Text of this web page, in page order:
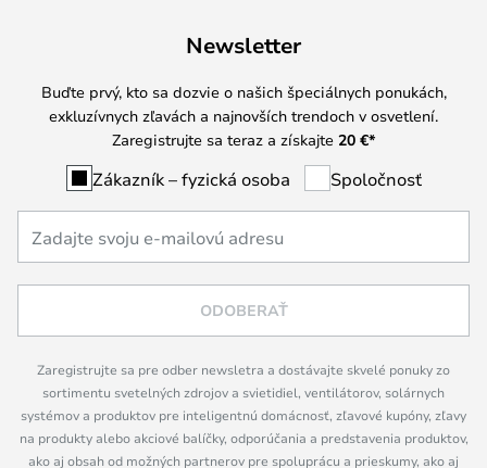
Newsletter
Buďte prvý, kto sa dozvie o našich špeciálnych ponukách,
exkluzívnych zľavách a najnovších trendoch v osvetlení.
Zaregistrujte sa teraz a získajte 20 €*
Zákazník – fyzická osoba Spoločnosť
ODOBERAŤ
Zaregistrujte sa pre odber newsletra a dostávajte skvelé ponuky zo
sortimentu svetelných zdrojov a svietidiel, ventilátorov, solárnych
systémov a produktov pre inteligentnú domácnosť, zľavové kupóny, zľavy
na produkty alebo akciové balíčky, odporúčania a predstavenia produktov,
ako aj obsah od možných partnerov pre spoluprácu a prieskumy, ako aj